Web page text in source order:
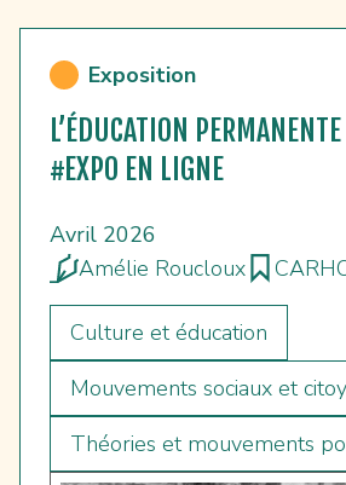
Exposition
L’ÉDUCATION
#EXPO EN LIGNE
Avril 2026
Amélie Roucloux
Culture et éducation
Mouvements sociaux et
Théories et mouvements